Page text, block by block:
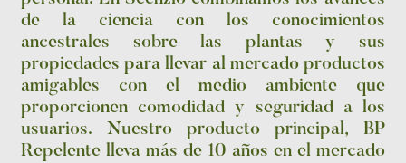
de la ciencia con los conocimientos
ancestrales sobre las plantas y sus
propiedades para llevar al mercado productos
amigables con el medio ambiente que
proporcionen comodidad y seguridad a los
usuarios. Nuestro producto principal, BP
Repelente lleva más de 10 años en el mercado